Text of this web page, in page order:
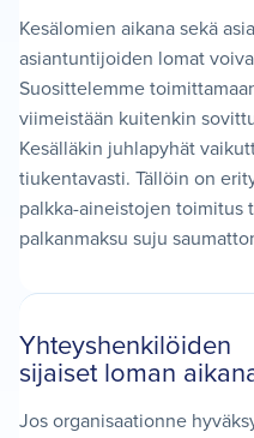
Kesälomien aikana sekä
asiantuntijoiden lomat
Suosittelemme
viimeistään kuitenkin
Kesälläkin juhlapyhät
tiukentavasti. Tällöin on
palkka-aineistojen toimitus
palkanmaksu suju
Yhteyshenkilöiden
sijaiset loman
Jos organisaationne